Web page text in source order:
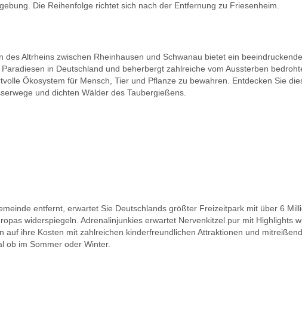
Die Reihenfolge richtet sich nach der Entfernung zu Friesenheim.
des Altrheins zwischen Rheinhausen und Schwanau bietet ein
in Deutschland und beherbergt zahlreiche vom Aussterben
Ökosystem für Mensch, Tier und Pflanze zu bewahren. Entdecken Sie
und dichten Wälder des Taubergießens.
entfernt, erwartet Sie Deutschlands größter Freizeitpark mit über 6
widerspiegeln. Adrenalinjunkies erwartet Nervenkitzel pur mit Highlights
ihre Kosten mit zahlreichen kinderfreundlichen Attraktionen und
ob im Sommer oder Winter.